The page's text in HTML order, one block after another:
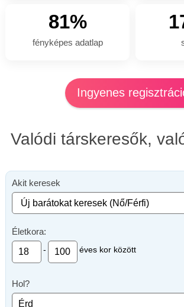
81%
fényképes adatlap
Ingyenes
Valódi társkeresők,
Akit keresek
Életkora:
- éves kor között
Hol?